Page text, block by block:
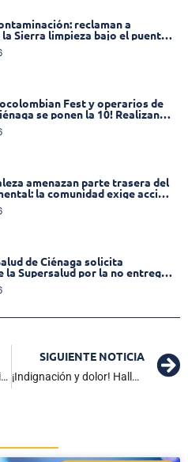
reclaman a
Sierra limpieza bajo el puente
carrera 11
Fest y operarios de
se ponen la 10! Realizan
posterior del Coliseo
amenazan parte trasera del
la comunidad exige acción
de Ciénaga solicita
la Supersalud por la no entrega
en las EPS
La Selección Colombia inició su andar en el Mundial Femenino Sub-17 con empate
SIGUIENTE NOTICIA
¡Indignación y dolor! Hallan sin vida a la niña Sofía Delgado